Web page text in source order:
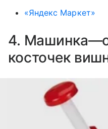
«Яндекс Маркет»
4.
косточек